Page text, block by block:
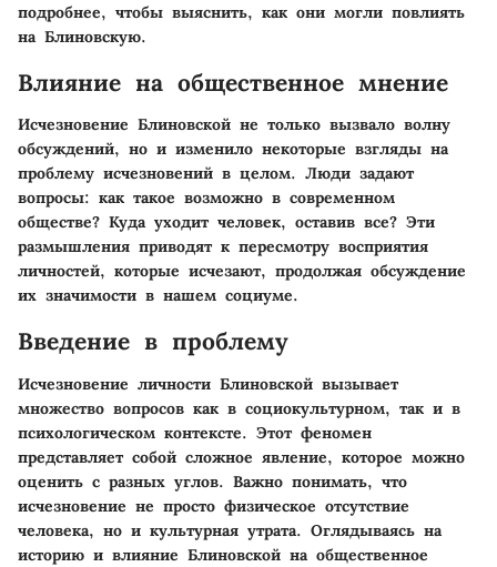
подробнее, чтобы выяснить, как они могли повлиять
на Блиновскую.
Влияние на общественное мнение
Исчезновение Блиновской не только вызвало волну
обсуждений, но и изменило некоторые взгляды на
проблему исчезновений в целом. Люди задают
вопросы: как такое возможно в современном
обществе? Куда уходит человек, оставив все? Эти
размышления приводят к пересмотру восприятия
личностей, которые исчезают, продолжая обсуждение
их значимости в нашем социуме.
Введение в проблему
Исчезновение личности Блиновской вызывает
множество вопросов как в социокультурном, так и в
психологическом контексте. Этот феномен
представляет собой сложное явление, которое можно
оценить с разных углов. Важно понимать, что
исчезновение не просто физическое отсутствие
человека, но и культурная утрата. Оглядываясь на
историю и влияние Блиновской на общественное